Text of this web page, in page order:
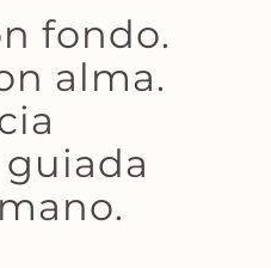
fondo.
alma.